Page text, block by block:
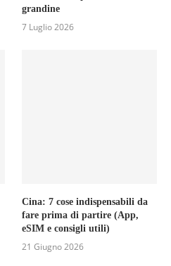
grandine
7 Luglio 2026
Cina: 7 cose indispensabili da
fare prima di partire (App,
eSIM e consigli utili)
21 Giugno 2026